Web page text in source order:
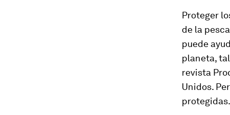
Proteger
de la
puede
planeta,
revista
Unidos.
protegidas.